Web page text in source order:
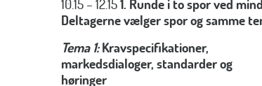
10.15 – 12.151. Runde i to spor ved
Deltagerne vælger spor og samme
Tema 1: Kravspecifikationer,
markedsdialoger, standarder og
høringer